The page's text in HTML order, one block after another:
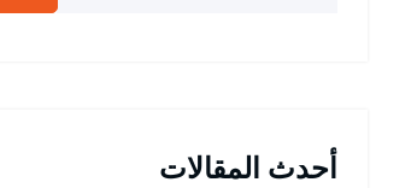
أحدث المقالات